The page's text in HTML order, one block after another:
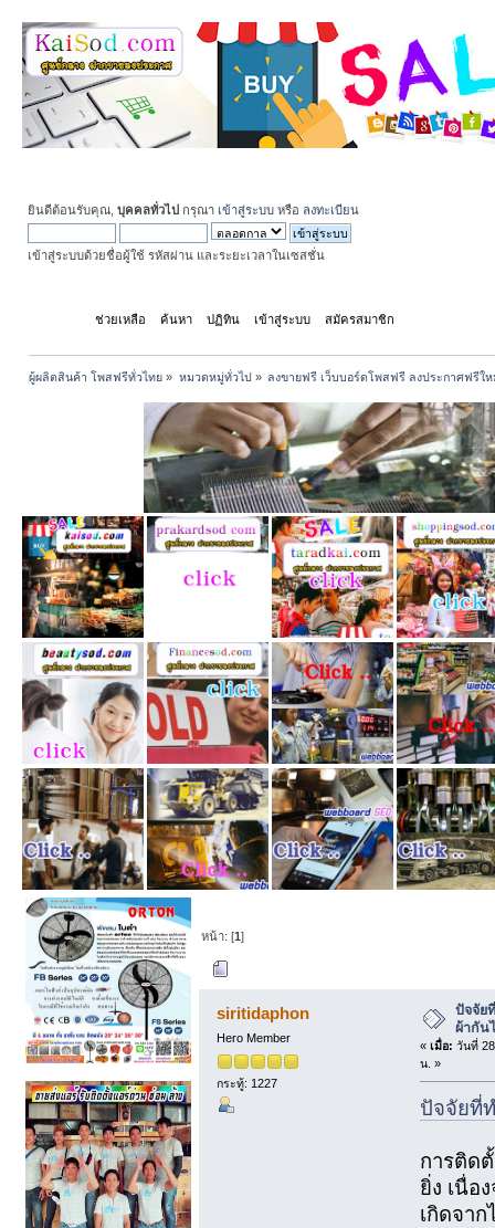
ยินดีต้อนรับคุณ, บุคคลทั่วไป กรุณา เข้าสู่ระบบ หรือ ลงทะเบียน
เข้าสู่ระบบด้วยชื่อผู้ใช้ รหัสผ่าน และระยะเวลาในเซสชั่น
ช่วยเหลือ ค้นหา ปฏิทิน เข้าสู่ระบบ สมัครสมาชิก
ผู้ผลิตสินค้า โพสฟรีทั่วไทย » หมวดหมู่ทั่วไป» ลงขายฟรี เว็บบอร์ดโพสฟรี ลงประกาศฟรีให
หน้า: [1]
ครั้ง)
siritidaphon
Hero Member
กระทู้: 1227
ปัจจัย
ผ้ากัน
« เมื่อ: วันที่
น. »
ปัจจัยที่
การติด
ยิ่ง เนื่อ
เกิดจา